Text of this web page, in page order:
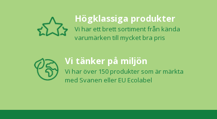
Högklassiga produkter
Vi har ett brett sortiment från kända
varumärken till mycket bra pris
Vi tänker på miljön
Vi har över 150 produkter som är märkta
med Svanen eller EU Ecolabel